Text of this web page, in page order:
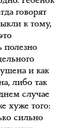
говорят
к тому,
полезно
и как
либо так
случае
хуже того:
сильно